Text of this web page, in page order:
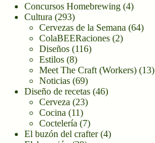
Concursos Homebrewing (4)
Cultura (293)
Cervezas de la Semana (64)
ColaBEERaciones (2)
Diseños (116)
Estilos (8)
Meet The Craft (Workers) (13)
Noticias (69)
Diseño de recetas (46)
Cerveza (23)
Cocina (11)
Coctelería (7)
El buzón del crafter(4)